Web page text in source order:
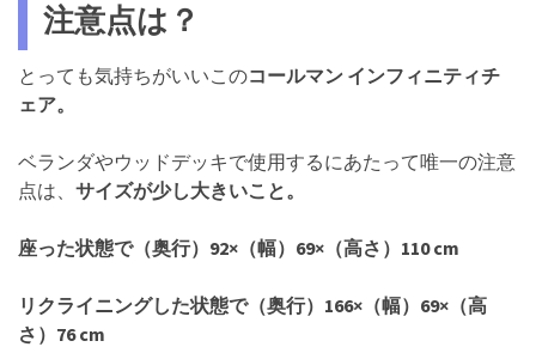
注意点は？
とっても気持ちがいいこのコールマン インフィニティチ
ェア。
ベランダやウッドデッキで使用するにあたって唯一の注意
点は、 サイズが少し大きいこと。
座った状態で（奥行）92×（幅）69×（高さ）110 cm
リクライニングした状態で（奥行）166×（幅）69×（高
さ）76 cm